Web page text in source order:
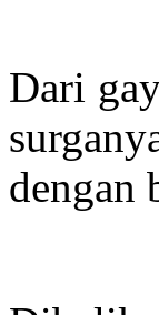
Dari
dengan